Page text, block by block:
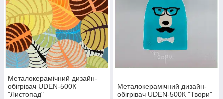
Металокерамічний дизайн-
обігрівач UDEN-500К
"Листопад"
Металокерамічний дизайн-
обігрівач UDEN-500К "Твори"